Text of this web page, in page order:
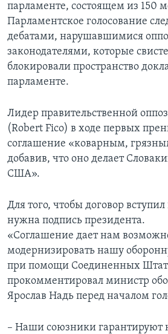
парламенте, состоящем из 150
Парламентское голосование
дебатами, нарушавшимися
законодателями, которые
блокировали пространство
парламенте.
Лидер правительственной
(Robert Fico) в ходе первых
соглашение «коварным,
добавив, что оно делает
США».
Для того, чтобы договор вступил
нужна подпись президента.
«Соглашение дает нам
модернизировать нашу
при помощи Соединенных
прокомментировал министр
Ярослав Надь перед началом
– Наши союзники гарантируют